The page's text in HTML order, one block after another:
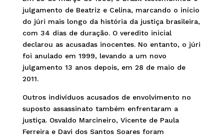
julgamento de Beatriz e Celina, marcando o início
do júri mais longo da história da justiça brasileira,
com 34 dias de duração. O veredito inicial
declarou as acusadas inocentes. No entanto, o júri
foi anulado em 1999, levando a um novo
julgamento 13 anos depois, em 28 de maio de
2011.
Outros indivíduos acusados de envolvimento no
suposto assassinato também enfrentaram a
justiça. Osvaldo Marcineiro, Vicente de Paula
Ferreira e Davi dos Santos Soares foram